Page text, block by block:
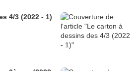
4/3 (2022 - 1)